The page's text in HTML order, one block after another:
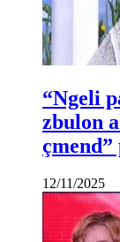
“Ngeli
zbulon
12/11/2025